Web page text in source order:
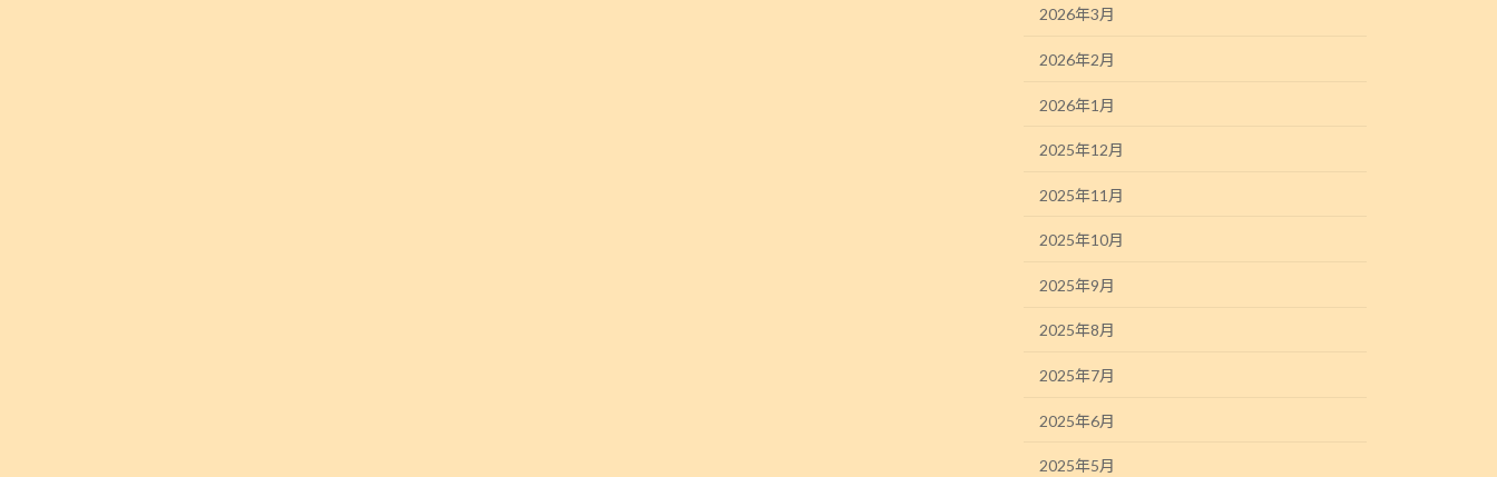
2026年3月
2026年2月
2026年1月
2025年12月
2025年11月
2025年10月
2025年9月
2025年8月
2025年7月
2025年6月
2025年5月